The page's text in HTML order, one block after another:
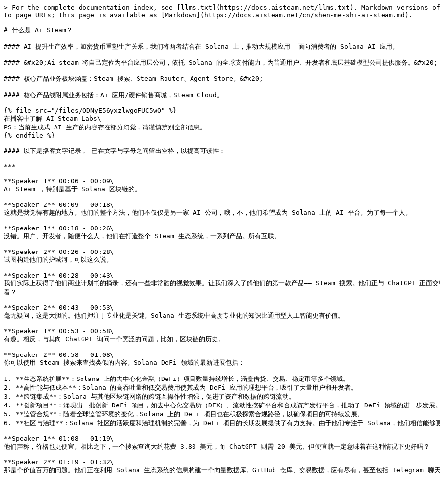
> For the complete documentation index, see [llms.txt](https://docs.aisteam.net/llms.txt). Markdown versions of
to page URLs; this page is available as [Markdown](https://docs.aisteam.net/cn/shen-me-shi-ai-steam.md).
# 什么是 Ai Steam？
#### AI 提升生产效率，加密货币重塑生产关系，我们将两者结合在 Solana 上，推动大规模应用——面向消费者的 Solana AI 应用。
#### &#x20;Ai steam 将自己定位为平台应用层公司，依托 Solana 的全球支付能力，为普通用户、开发者和底层基础模型公司提供服务。&#x20;
#### 核心产品业务板块涵盖：Steam 搜索、Steam Router、Agent Store。&#x20;
#### 核心产品线附属业务包括：Ai 应用/硬件销售商城，Steam Cloud。
{% file src="/files/ODNyE56yxzlwgoFUC5wO" %}
在播客中了解 AI Steam Labs\
PS：当前生成式 AI 生产的内容存在部分幻觉，请谨慎辨别全部信息。
{% endfile %}
#### 以下是播客文字记录， 已在文字与字母之间留出空格，以提高可读性：
***
**Speaker 1** 00:06 - 00:09\
Ai Steam ，特别是基于 Solana 区块链的。
**Speaker 2** 00:09 - 00:18\
这就是我觉得有趣的地方。他们的整个方法，他们不仅仅是另一家 AI 公司，哦，不，他们希望成为 Solana 上的 AI 平台。为了每一个人。
**Speaker 1** 00:18 - 00:26\
没错。用户、开发者，随便什么人，他们在打造整个 Steam 生态系统，一系列产品。所有互联。
**Speaker 2** 00:26 - 00:28\
试图构建他们的护城河，可以这么说。
**Speaker 1** 00:28 - 00:43\
我们实际上获得了他们商业计划书的摘录，还有一些非常酷的视觉效果。让我们深入了解他们的第一款产品—— Steam 搜索。他们正与 ChatGPT 正
看？
**Speaker 2** 00:43 - 00:53\
毫无疑问，这是大胆的。他们押注于专业化是关键。Solana 生态系统中高度专业化的知识比通用型人工智能更有价值。
**Speaker 1** 00:53 - 00:58\
有趣。相反，与其向 ChatGPT 询问一个宽泛的问题，比如，区块链的历史。
**Speaker 2** 00:58 - 01:08\
你可以使用 Steam 搜索来查找类似的内容。Solana DeFi 领域的最新进展包括：
1. **生态系统扩展**：Solana 上的去中心化金融（DeFi）项目数量持续增长，涵盖借贷、交易、稳定币等多个领域。
2. **高性能与低成本**：Solana 的高吞吐量和低交易费用使其成为 DeFi 应用的理想平台，吸引了大量用户和开发者。
3. **跨链集成**：Solana 与其他区块链网络的跨链互操作性增强，促进了资产和数据的跨链流动。
4. **创新项目**：涌现出一批创新 DeFi 项目，如去中心化交易所（DEX）、流动性挖矿平台和合成资产发行平台，推动了 DeFi 领域的进一步发展
5. **监管合规**：随着全球监管环境的变化，Solana 上的 DeFi 项目也在积极探索合规路径，以确保项目的可持续发展。
6. **社区与治理**：Solana 社区的活跃度和治理机制的完善，为 DeFi 项目的长期发展提供了有力支持。由于他们专注于 Solana，他们相信能够
**Speaker 1** 01:08 - 01:19\
他们声称，价格也更便宜。相比之下，一个搜索查询大约花费 3.80 美元，而 ChatGPT 则需 20 美元。但便宜就一定意味着在这种情况下更好吗？
**Speaker 2** 01:19 - 01:32\
那是个价值百万的问题。他们正在利用 Solana 生态系统的信息构建一个向量数据库。GitHub 仓库、交易数据，应有尽有，甚至包括 Telegram 聊